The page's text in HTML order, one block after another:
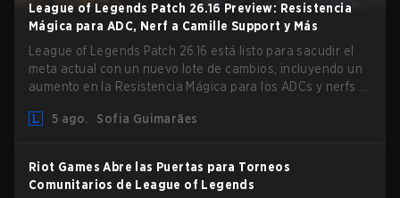
League of Legends Patch 26.16 Preview: Resistencia
Mágica para ADC, Nerf a Camille Support y Más
League of Legends Patch 26.16 está listo para sacudir el
meta actual con un nuevo lote de cambios, incluyendo un
aumento en la Resistencia Mágica para los ADCs y nerfs a
5 ago.
Sofia Guimarães
Riot Games Abre las Puertas para Torneos
Comunitarios de League of Legends